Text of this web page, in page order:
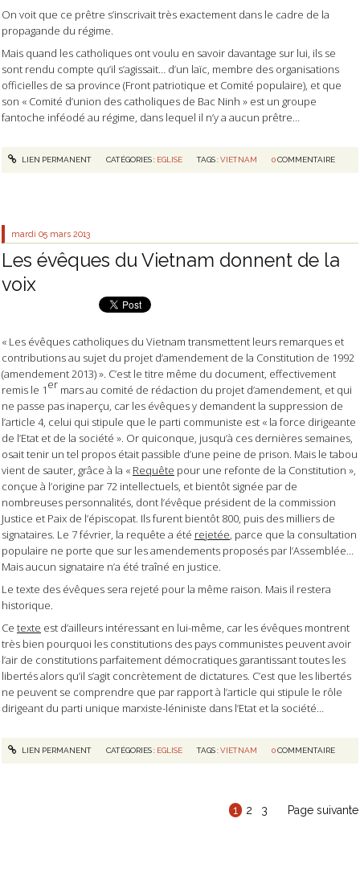
On voit que ce prêtre s’inscrivait très exactement dans le cadre de la
propagande du régime.
Mais quand les catholiques ont voulu en savoir davantage sur lui, ils se
sont rendu compte qu’il s’agissait… d’un laïc, membre des organisations
officielles de sa province (Front patriotique et Comité populaire), et que
son « Comité d’union des catholiques de Bac Ninh » est un groupe
fantoche inféodé au régime, dans lequel il n’y a aucun prêtre…
LIEN PERMANENT CATÉGORIES : EGLISE TAGS :VIETNAM 0 COMMENTAIRE
mardi 05 mars 2013
Les évêques du Vietnam donnent de la
voix
« Les évêques catholiques du Vietnam transmettent leurs remarques et
contributions au sujet du projet d’amendement de la Constitution de 1992
(amendement 2013) ». C’est le titre même du document, effectivement
remis le 1er mars au comité de rédaction du projet d’amendement, et qui
ne passe pas inaperçu, car les évêques y demandent la suppression de
l’article 4, celui qui stipule que le parti communiste est « la force dirigeante
de l’Etat et de la société ». Or quiconque, jusqu’à ces dernières semaines,
osait tenir un tel propos était passible d’une peine de prison. Mais le tabou
vient de sauter, grâce à la « Requête pour une refonte de la Constitution »,
conçue à l’origine par 72 intellectuels, et bientôt signée par de
nombreuses personnalités, dont l’évêque président de la commission
Justice et Paix de l’épiscopat. Ils furent bientôt 800, puis des milliers de
signataires. Le 7 février, la requête a été rejetée, parce que la consultation
populaire ne porte que sur les amendements proposés par l’Assemblée…
Mais aucun signataire n’a été traîné en justice.
Le texte des évêques sera rejeté pour la même raison. Mais il restera
historique.
Ce texte est d’ailleurs intéressant en lui-même, car les évêques montrent
très bien pourquoi les constitutions des pays communistes peuvent avoir
l’air de constitutions parfaitement démocratiques garantissant toutes les
libertés alors qu’il s’agit concrètement de dictatures. C’est que les libertés
ne peuvent se comprendre que par rapport à l’article qui stipule le rôle
dirigeant du parti unique marxiste-léniniste dans l’Etat et la société…
LIEN PERMANENT CATÉGORIES : EGLISE TAGS :VIETNAM 0 COMMENTAIRE
1 2 3 Page suivante